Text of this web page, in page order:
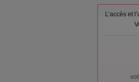
L’accès et